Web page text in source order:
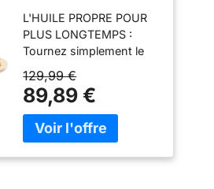
L’huile reste propre plus
longtemps, sans odeurs
fortes et avec un meilleur
goût des aliments
Nettoyage simple: Pièces
amovibles compatibles
lave-vaisselle et parois
froides pour une
manipulation sûre
compacte - 3,5 L -
Inox
L'HUILE PROPRE POUR
PLUS LONGTEMPS :
Tournez simplement le
vidangera et filtrera
automatiquement l'huile,
la stockant dans le
conteneur dédié à cet
129,99 €
89,89 €